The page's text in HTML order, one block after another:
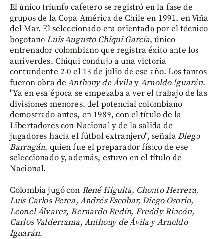
El único triunfo cafetero se registró en la fase de
grupos de la Copa América de Chile en 1991, en Viña
del Mar. El seleccionado era orientado por el técnico
bogotanoLuis Augusto Chiqui García, único
entrenador colombiano que registra éxito ante los
auriverdes. Chiqui condujo a una victoria
contundente 2-0 el 13 de julio de ese año. Los tantos
fueron obra deAnthony de ÁvilayArnoldo Iguarán.
"Ya en esa época se empezaba a ver el trabajo de las
divisiones menores, del potencial colombiano
demostrado antes, en 1989, con el título de la
Libertadores con Nacional y de la salida de
jugadores hacia el fútbol extranjero", señalaDiego
Barragán, quien fue el preparador físico de ese
seleccionado y, además, estuvo en el título de
Nacional.
Colombia jugó con René Higuita, Chonto Herrera,
Luis Carlos Perea, Andrés Escobar, Diego Osorio,
Leonel Álvarez, Bernardo Redín, Freddy Rincón,
Carlos Valderrama, Anthony de Ávila y Arnoldo
Iguarán.